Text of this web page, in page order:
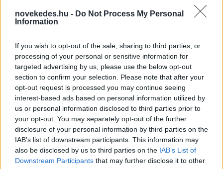
novekedes.hu - Do Not Process My Personal
Information
If you wish to opt-out of the sale, sharing to third parties, or
processing of your personal or sensitive information for
targeted advertising by us, please use the below opt-out
section to confirm your selection. Please note that after your
opt-out request is processed you may continue seeing
interest-based ads based on personal information utilized by
us or personal information disclosed to third parties prior to
your opt-out. You may separately opt-out of the further
disclosure of your personal information by third parties on the
IAB’s list of downstream participants. This information may
also be disclosed by us to third parties on the IAB’s List of
Downstream Participants that may further disclose it to other
EBRD: érezhetően
lassíthatja a bank
működési térségének
növekedését a magas
olajár
HÍREK 2026. MÁRC. 26. MTI - KERTÉSZ RÓBERT, LONDON